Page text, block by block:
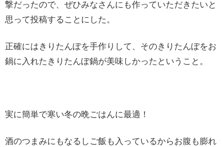
撃だったので、ぜひみなさんにも作っていただきたいと
思って投稿することにした。
正確にはきりたんぽを手作りして、そのきりたんぽをお
鍋に入れたきりたんぽ鍋が美味しかったということ。
実に簡単で寒い冬の晩ごはんに最適！
酒のつまみにもなるしご飯も入っているからお腹も膨れ